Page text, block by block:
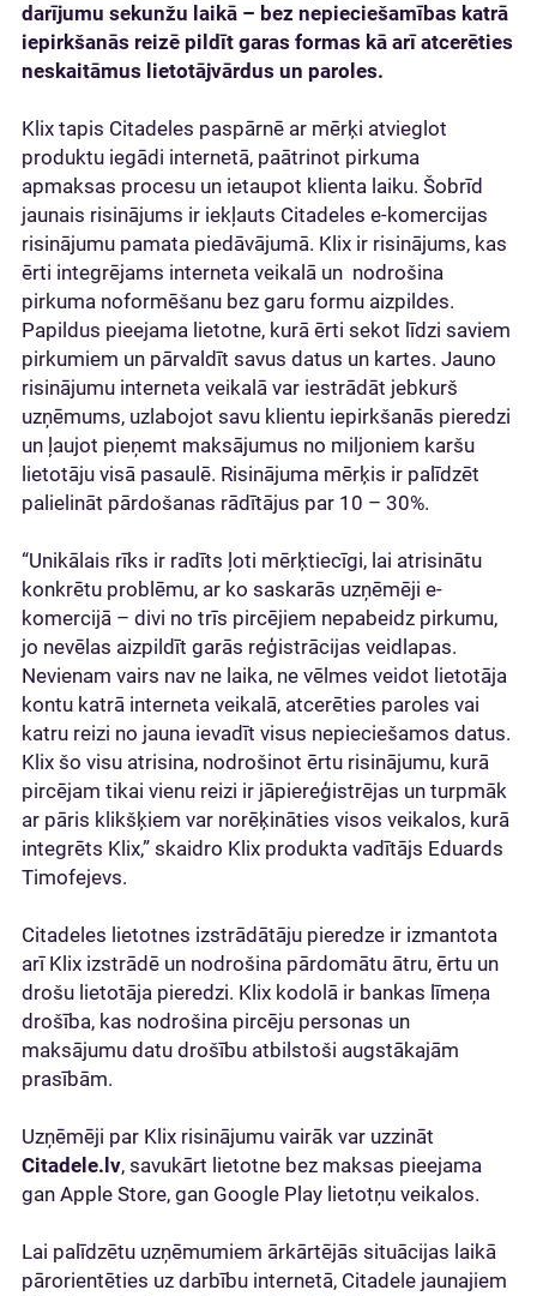
darījumu sekunžu laikā – bez nepieciešamības katrā
iepirkšanās reizē pildīt garas formas kā arī atcerēties
neskaitāmus lietotājvārdus un paroles.
Klix tapis Citadeles paspārnē ar mērķi atvieglot
produktu iegādi internetā, paātrinot pirkuma
apmaksas procesu un ietaupot klienta laiku. Šobrīd
jaunais risinājums ir iekļauts Citadeles e-komercijas
risinājumu pamata piedāvājumā. Klix ir risinājums, kas
ērti integrējams interneta veikalā un nodrošina
pirkuma noformēšanu bez garu formu aizpildes.
Papildus pieejama lietotne, kurā ērti sekot līdzi saviem
pirkumiem un pārvaldīt savus datus un kartes. Jauno
risinājumu interneta veikalā var iestrādāt jebkurš
uzņēmums, uzlabojot savu klientu iepirkšanās pieredzi
un ļaujot pieņemt maksājumus no miljoniem karšu
lietotāju visā pasaulē. Risinājuma mērķis ir palīdzēt
palielināt pārdošanas rādītājus par 10 – 30%.
“Unikālais rīks ir radīts ļoti mērķtiecīgi, lai atrisinātu
konkrētu problēmu, ar ko saskarās uzņēmēji e-
komercijā – divi no trīs pircējiem nepabeidz pirkumu,
jo nevēlas aizpildīt garās reģistrācijas veidlapas.
Nevienam vairs nav ne laika, ne vēlmes veidot lietotāja
kontu katrā interneta veikalā, atcerēties paroles vai
katru reizi no jauna ievadīt visus nepieciešamos datus.
Klix šo visu atrisina, nodrošinot ērtu risinājumu, kurā
pircējam tikai vienu reizi ir jāpiereģistrējas un turpmāk
ar pāris klikšķiem var norēķināties visos veikalos, kurā
integrēts Klix,” skaidro Klix produkta vadītājs Eduards
Timofejevs.
Citadeles lietotnes izstrādātāju pieredze ir izmantota
arī Klix izstrādē un nodrošina pārdomātu ātru, ērtu un
drošu lietotāja pieredzi. Klix kodolā ir bankas līmeņa
drošība, kas nodrošina pircēju personas un
maksājumu datu drošību atbilstoši augstākajām
prasībām.
Uzņēmēji par Klix risinājumu vairāk var uzzināt
Citadele.lv, savukārt lietotne bez maksas pieejama
gan Apple Store, gan Google Play lietotņu veikalos.
Lai palīdzētu uzņēmumiem ārkārtējās situācijas laikā
pārorientēties uz darbību internetā, Citadele jaunajiem